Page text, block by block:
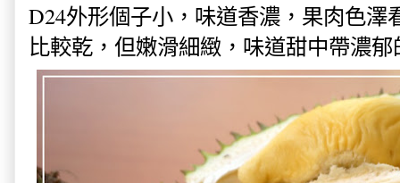
D24外形個子小，味道香濃，果肉色澤
比較乾，但嫩滑細緻，味道甜中帶濃